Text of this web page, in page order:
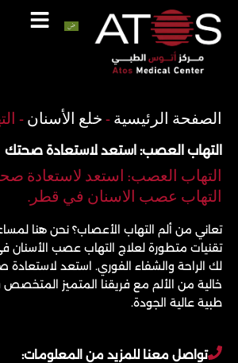
المحتوى
الصفحة الرئيسية-خلع الأسنان-
التهاب العصب: استعد لاستعادة صحتك
التهاب العصب: استعد لاستعادة
التهاب عصب الاسنان في قطر.
تعاني من ألم التهاب الأعصاب؟ نحن هنا
تقنيات متطورة لعلاج التهاب عصب
لك الراحة والشفاء الفوري. استعد لاستعادة
خالية من الألم مع فريقنا المتميز المتخصص
طبية عالية الجودة.
تواصل معنا للمزيد من المعلومات: